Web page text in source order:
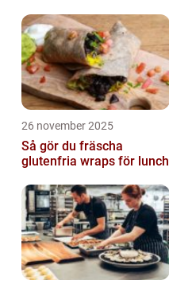
26 november 2025
Så gör du fräscha
glutenfria wraps för lunch